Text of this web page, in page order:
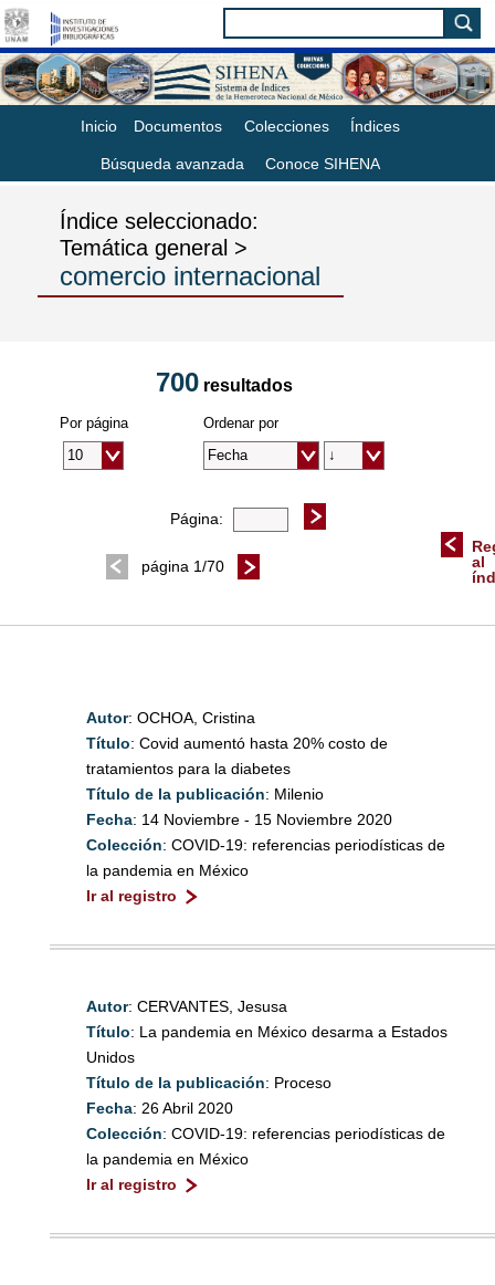
Inicio Documentos Colecciones Índices
Búsqueda avanzada Conoce SIHENA
Índice seleccionado:
Temática general >
comercio internacional
700resultados
Ordenar por
Por página
Página:
página 1/70
al
Autor: OCHOA, Cristina
Título: Covid aumentó hasta 20% costo de
tratamientos para la diabetes
Título de la publicación: Milenio
Fecha: 14 Noviembre - 15 Noviembre 2020
Colección: COVID-19: referencias periodísticas de
la pandemia en México
Ir al registro
Autor: CERVANTES, Jesusa
Título: La pandemia en México desarma a Estados
Unidos
Título de la publicación: Proceso
Fecha: 26 Abril 2020
Colección: COVID-19: referencias periodísticas de
la pandemia en México
Ir al registro